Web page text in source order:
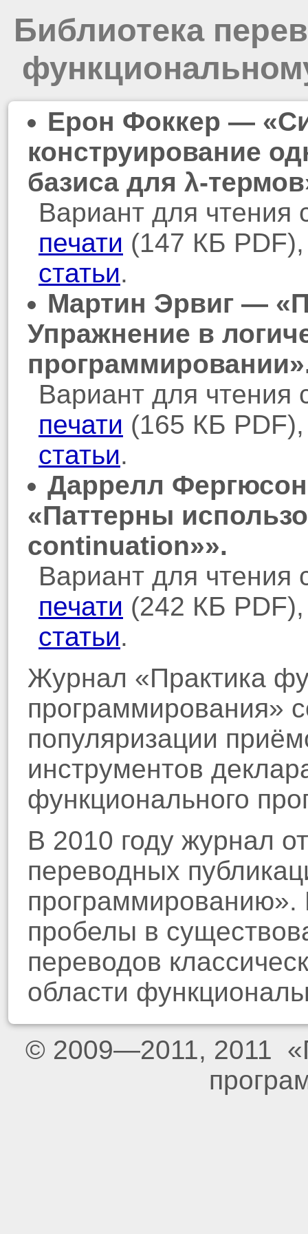
Библиотека
Ерон Фоккер —
конструирование
базиса для λ-
Вариант для чтения
печати (147 КБ
статьи.
Мартин Эрвиг —
Упражнение в
Вариант для чтения
печати (165 КБ
статьи.
Даррелл
«Паттерны
continuation»».
Вариант для чтения
печати (242 КБ
статьи.
Журнал «Практика
программирования»
популяризации
инструментов
функционального
В 2010 году журнал
переводных
программированию».
пробелы в
переводов
области
© 2009—2011, 2011